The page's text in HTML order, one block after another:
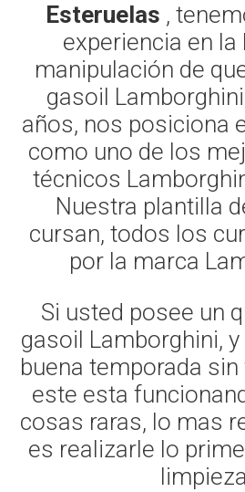
Esteruelas ,
experiencia en la
manipulación de
gasoil
años, nos posiciona
como uno de los
técnicos
Nuestra plantilla
cursan, todos los
por la marca
Si usted posee un
gasoil Lamborghini,
buena temporada
este esta
cosas raras, lo mas
es realizarle lo
limpieza